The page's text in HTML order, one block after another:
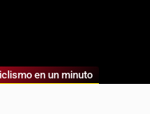
Referencia.
en un minuto